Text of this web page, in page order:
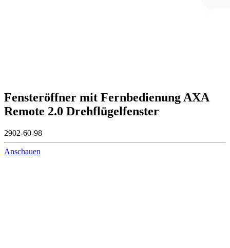
Fensteröffner mit Fernbedienung AXA
Remote 2.0 Drehflügelfenster
2902-60-98
Anschauen